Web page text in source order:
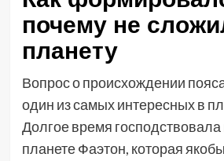
почему не
планету
Вопрос о происхождении
один из самых интересных в
Долгое время господствовала
планете Фаэтон, которая